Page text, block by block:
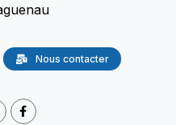
Nous contacter